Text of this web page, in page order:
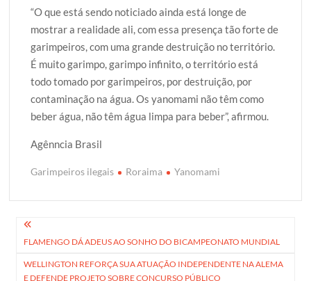
“O que está sendo noticiado ainda está longe de
mostrar a realidade ali, com essa presença tão forte de
garimpeiros, com uma grande destruição no território.
É muito garimpo, garimpo infinito, o território está
todo tomado por garimpeiros, por destruição, por
contaminação na água. Os yanomami não têm como
beber água, não têm água limpa para beber”, afirmou.
Agênncia Brasil
Garimpeiros ilegais Roraima Yanomami
Navegação
de
Post
FLAMENGO DÁ ADEUS AO SONHO DO BICAMPEONATO MUNDIAL
WELLINGTON REFORÇA SUA ATUAÇÃO INDEPENDENTE NA ALEMA
E DEFENDE PROJETO SOBRE CONCURSO PÚBLICO